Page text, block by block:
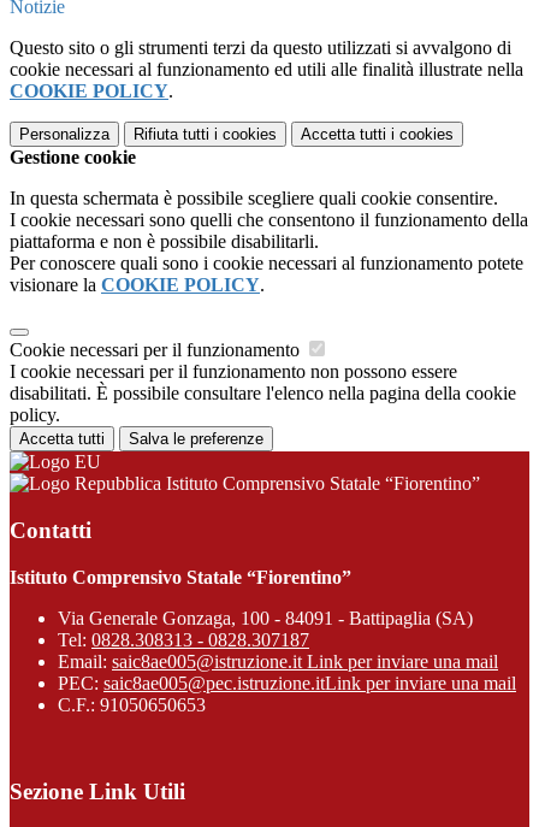
Notizie
Questo sito o gli strumenti terzi da questo utilizzati si avvalgono di
cookie necessari al funzionamento ed utili alle finalità illustrate nella
COOKIE POLICY.
Personalizza Rifiuta tutti i cookies Accetta tutti i cookies
Gestione cookie
In questa schermata è possibile scegliere quali cookie consentire.
I cookie necessari sono quelli che consentono il funzionamento della
piattaforma e non è possibile disabilitarli.
Per conoscere quali sono i cookie necessari al funzionamento potete
visionare la COOKIE POLICY.
Cookie necessari per il funzionamento
I cookie necessari per il funzionamento non possono essere
disabilitati. È possibile consultare l'elenco nella pagina della cookie
policy.
Accetta tutti Salva le preferenze
Istituto Comprensivo Statale “Fiorentino”
Contatti
Istituto Comprensivo Statale “Fiorentino”
Via Generale Gonzaga, 100 - 84091 - Battipaglia (SA)
Tel: 0828.308313 - 0828.307187
Email: saic8ae005@istruzione.it Link per inviare una mail
PEC: saic8ae005@pec.istruzione.itLink per inviare una mail
C.F.: 91050650653
Sezione Link Utili